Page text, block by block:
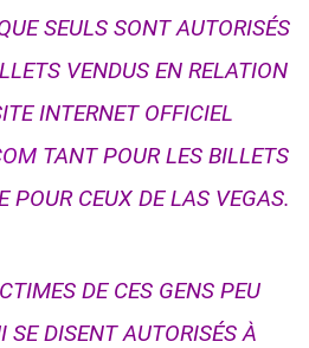
SEULS SONT AUTORISÉS
VENDUS EN RELATION
INTERNET OFFICIEL
TANT POUR LES BILLETS
POUR CEUX DE LAS VEGAS.
DE CES GENS PEU
SE DISENT AUTORISÉS À